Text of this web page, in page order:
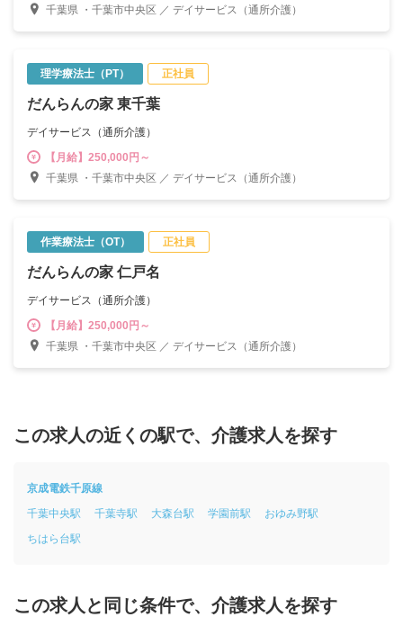
千葉県 ・千葉市中央区 ／ デイサービス（通所介護）
理学療法士（PT） 正社員
だんらんの家 東千葉
デイサービス（通所介護）
【月給】250,000円～
千葉県 ・千葉市中央区 ／ デイサービス（通所介護）
作業療法士（OT） 正社員
だんらんの家 仁戸名
デイサービス（通所介護）
【月給】250,000円～
千葉県 ・千葉市中央区 ／ デイサービス（通所介護）
この求人の近くの駅で、介護求人を探す
京成電鉄千原線
千葉中央駅
千葉寺駅 大森台駅 学園前駅
おゆみ野駅
ちはら台駅
この求人と同じ条件で、介護求人を探す